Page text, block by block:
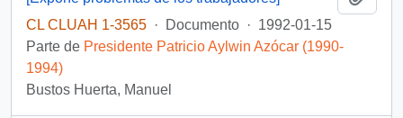
CL CLUAH 1-3565 · Documento · 1992-01-15
Parte de Presidente Patricio Aylwin Azócar (1990-
1994)
Bustos Huerta, Manuel